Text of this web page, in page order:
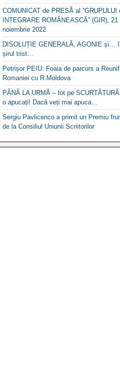
COMUNICAT de PRESĂ al ”GRUPULUI
INTEGRARE ROMÂNEASCĂ” (GIR), 21
noiembrie 2022
DISOLUȚIE GENERALĂ, AGONIE și…
șirul trist…
Petrișor PEIU: Foaia de parcurs a
Romaniei cu R.Moldova
PÂNĂ LA URMĂ – tot pe
o apucați! Dacă veți mai apuca…
Sergiu Pavlicenco a primit un Premiu
de la Consiliul Uniunii Scriitorilor